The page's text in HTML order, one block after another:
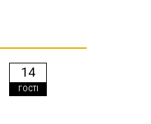
14
ГОСТІ